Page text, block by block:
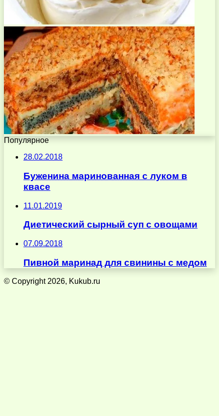
Популярное
28.02.2018
Буженина маринованная с луком в
квасе
11.01.2019
Диетический сырный суп с овощами
07.09.2018
Пивной маринад для свинины с медом
© Copyright 2026, Kukub.ru